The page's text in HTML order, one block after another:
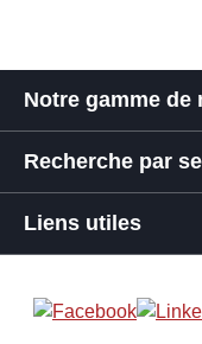
Notre gamme de
Recherche par
Liens utiles